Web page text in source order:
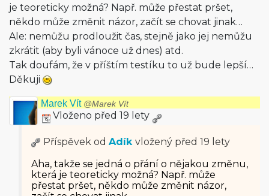
je teoreticky možná? Např. může přestat pršet,
někdo může změnit názor, začít se chovat jinak…
Ale: nemůžu prodloužit čas, stejně jako jej nemůžu
zkrátit (aby byli vánoce už dnes) atd.
Tak doufám, že v příštím testíku to už bude lepší…
Děkuji
Marek Vít @Marek Vít
Vloženo před 19 lety
Příspěvek od Adík vložený před 19 lety
Aha, takže se jedná o přání o nějakou změnu,
která je teoreticky možná? Např. může
přestat pršet, někdo může změnit názor,